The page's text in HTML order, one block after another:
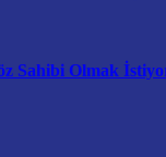
Sahibi Olmak